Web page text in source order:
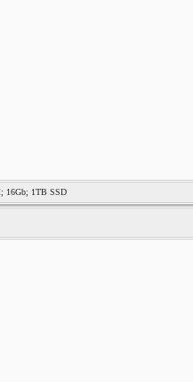
16Gb; 1TB SSD